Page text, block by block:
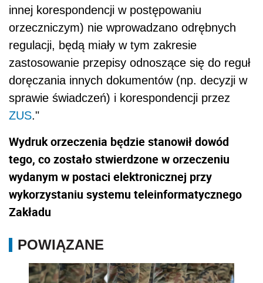
innej korespondencji w postępowaniu
orzeczniczym) nie wprowadzano odrębnych
regulacji, będą miały w tym zakresie
zastosowanie przepisy odnoszące się do reguł
doręczania innych dokumentów (np. decyzji w
sprawie świadczeń) i korespondencji przez
ZUS."
Wydruk orzeczenia będzie stanowił dowód
tego, co zostało stwierdzone w orzeczeniu
wydanym w postaci elektronicznej przy
wykorzystaniu systemu teleinformatycznego
Zakładu
POWIĄZANE